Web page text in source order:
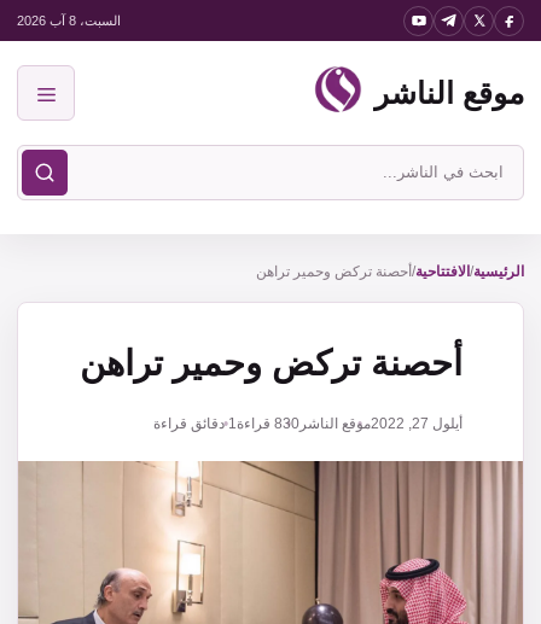
انتقل
المحتوى
السبت، 8 آب 2026
موقع الناشر
ابحث
في
الناشر
الرئيسية/ الافتتاحية/ أحصنة تركض وحمير تراهن
أحصنة تركض وحمير تراهن
أيلول 27, 2022 موقع الناشر830 قراءة1 دقائق قراءة